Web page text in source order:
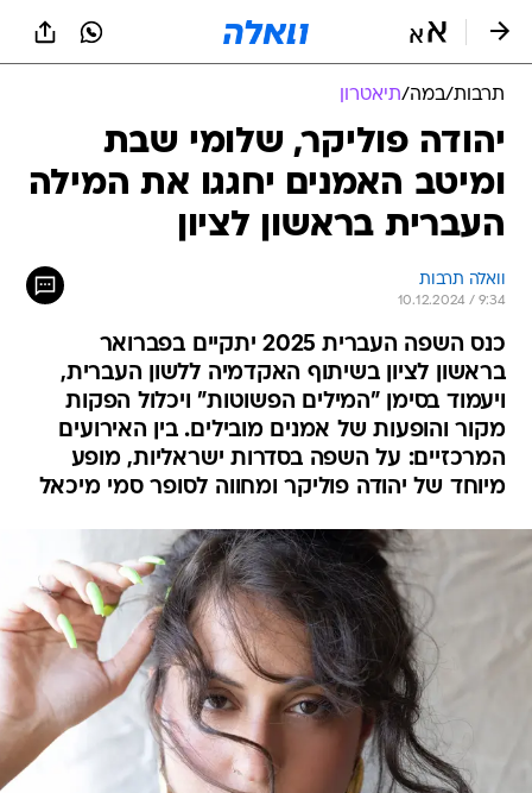
תרבות/במה/תיאטרון
יהודה פוליקר, שלומי שבת
ומיטב האמנים יחגגו את המילה
העברית בראשון לציון
וואלה תרבות
10.12.2024 / 9:34
כנס השפה העברית 2025 יתקיים בפברואר
בראשון לציון בשיתוף האקדמיה ללשון העברית,
ויעמוד בסימן "המילים הפשוטות" ויכלול הפקות
מקור והופעות של אמנים מובילים. בין האירועים
המרכזיים: על השפה בסדרות ישראליות, מופע
מיוחד של יהודה פוליקר ומחווה לסופר סמי מיכאל